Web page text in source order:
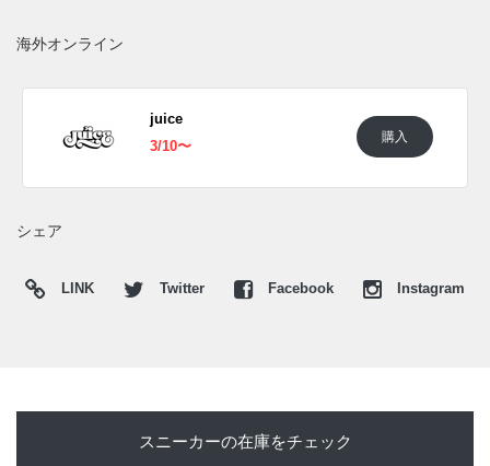
UPDATE
予定。 また新たな情報が入り次第、スニーカーウォーズの
Facebookなどで報告したい。
海外オンライン
juice
3/10〜
購入
シェア
LINK Twitter Facebook Instagram
スニーカーの在庫をチェック